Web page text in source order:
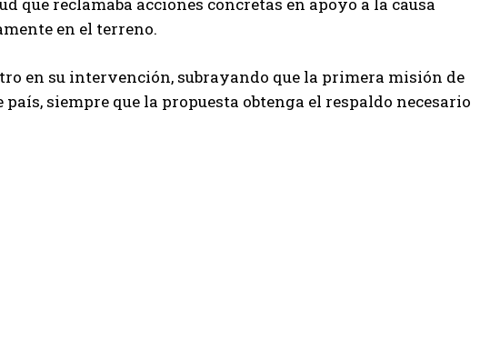
reclamaba acciones concretas en apoyo a la causa
en el terreno.
en su intervención, subrayando que la primera misión de
siempre que la propuesta obtenga el respaldo necesario